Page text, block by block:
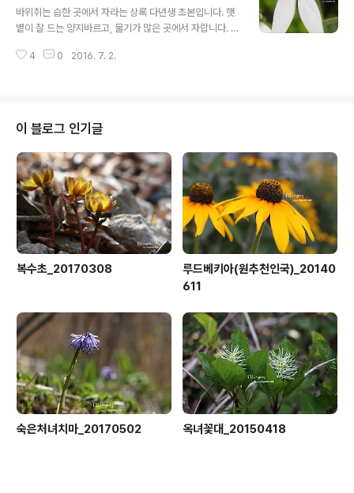
덕근처 / Canon EOS 700D
바위취는 습한 곳에서 자라는 상록 다년생 초본입니다. 햇
볕이 잘 드는 양지바르고, 물기가 많은 곳에서 자랍니다. 키
있으며 줄기 꼭대기에서 핍니다. 열매는 7~8월경에 달걀
4 0 2016. 7. 2.
이 블로그 인기글
복수초_20170308
루드베키아(원추천인국)_20140
611
숙은처녀치마_20170502 옥녀꽃대_20150418